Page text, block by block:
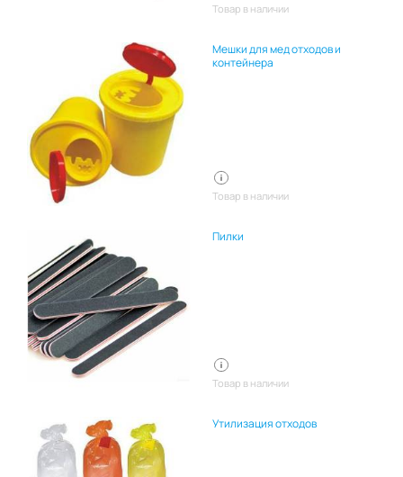
Товар в наличии
Мешки для мед отходов и
контейнера
Товар в наличии
Пилки
Товар в наличии
Утилизация отходов